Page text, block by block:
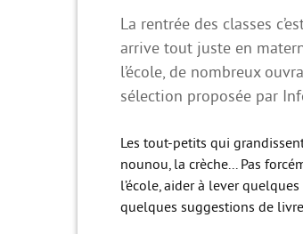
La rentrée des classes
arrive tout juste en
l’école, de nombreux
sélection proposée par
Les tout-petits qui
nounou, la crèche... Pas
l’école, aider à lever
quelques suggestions de